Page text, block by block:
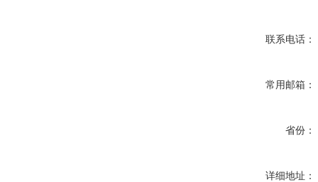
联系电话：
常用邮箱：
省份：
详细地址：